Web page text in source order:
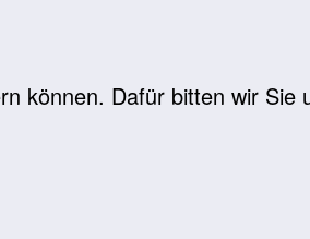
können. Dafür bitten wir Sie